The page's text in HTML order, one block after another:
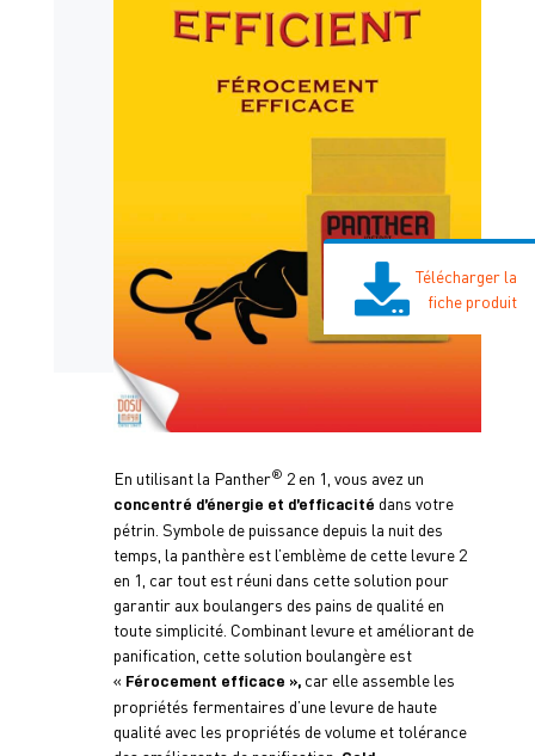
Télécharger la
fiche produit
En utilisant la Panther® 2 en 1, vous avez un
concentré d’énergie et d’efficacité dans votre
pétrin. Symbole de puissance depuis la nuit des
temps, la panthère est l’emblème de cette levure 2
en 1, car tout est réuni dans cette solution pour
garantir aux boulangers des pains de qualité en
toute simplicité. Combinant levure et améliorant de
panification, cette solution boulangère est
« Férocement efficace », car elle assemble les
propriétés fermentaires d’une levure de haute
qualité avec les propriétés de volume et tolérance